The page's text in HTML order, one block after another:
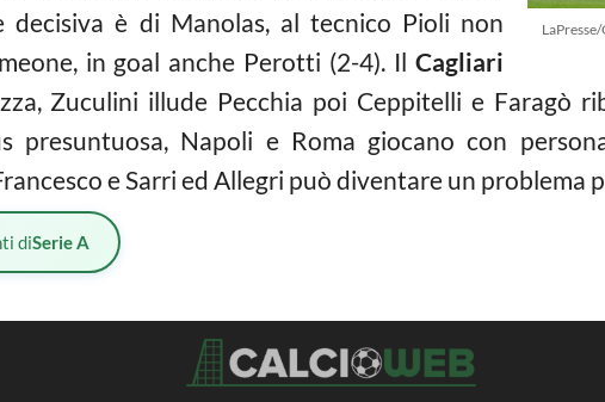
decisiva è di Manolas, al tecnico Pioli non
in goal anche Perotti (2-4). Il Cagliari
Zuculini illude Pecchia poi Ceppitelli e Faragò
presuntuosa, Napoli e Roma giocano con
e Sarri ed Allegri può diventare un problema
diSerie A